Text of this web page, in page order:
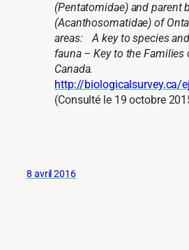
(Pentatomidae) and parent
(Acanthosomatidae) of
areas: A key to species
fauna – Key to the
Canada.
http://biologicalsurvey.ca/
(Consulté le 19 octobre
8 avril 2016